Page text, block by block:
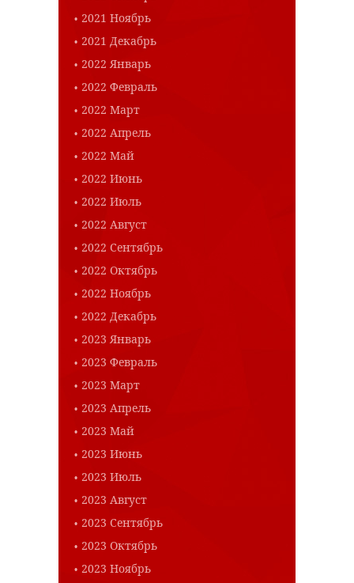
2021 Ноябрь
2021 Декабрь
2022 Январь
2022 Февраль
2022 Март
2022 Апрель
2022 Май
2022 Июнь
2022 Июль
2022 Август
2022 Сентябрь
2022 Октябрь
2022 Ноябрь
2022 Декабрь
2023 Январь
2023 Февраль
2023 Март
2023 Апрель
2023 Май
2023 Июнь
2023 Июль
2023 Август
2023 Сентябрь
2023 Октябрь
2023 Ноябрь